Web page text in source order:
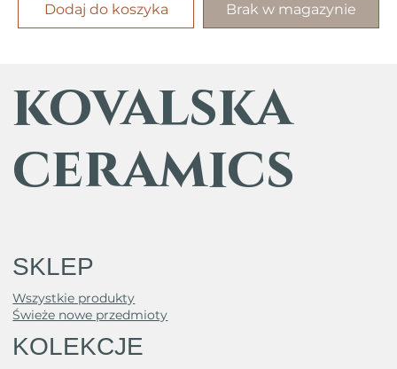
Dodaj do koszyka Brak w magazynie
kovalska
ceramics
SKLEP
Wszystkie produkty
Świeże nowe przedmioty
KOLEKCJE